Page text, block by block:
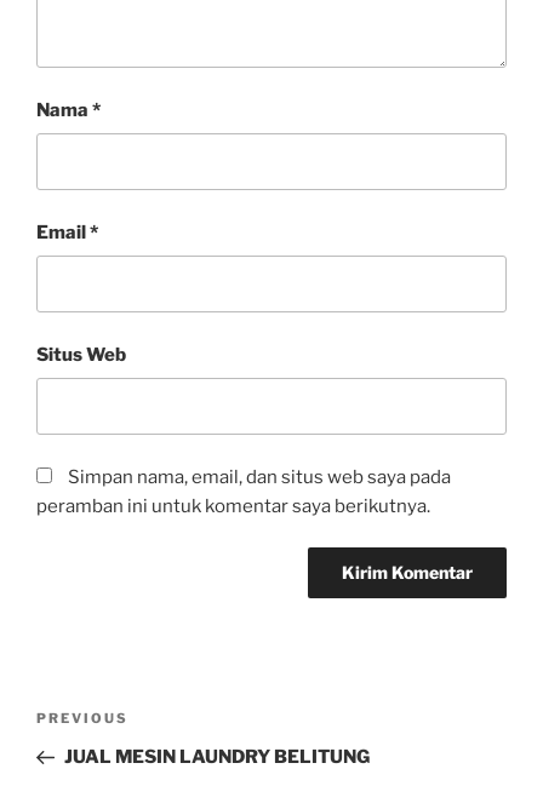
Nama *
Email*
Situs Web
Simpan nama, email, dan situs web saya pada
peramban ini untuk komentar saya berikutnya.
PREVIOUS
JUAL MESIN LAUNDRY BELITUNG